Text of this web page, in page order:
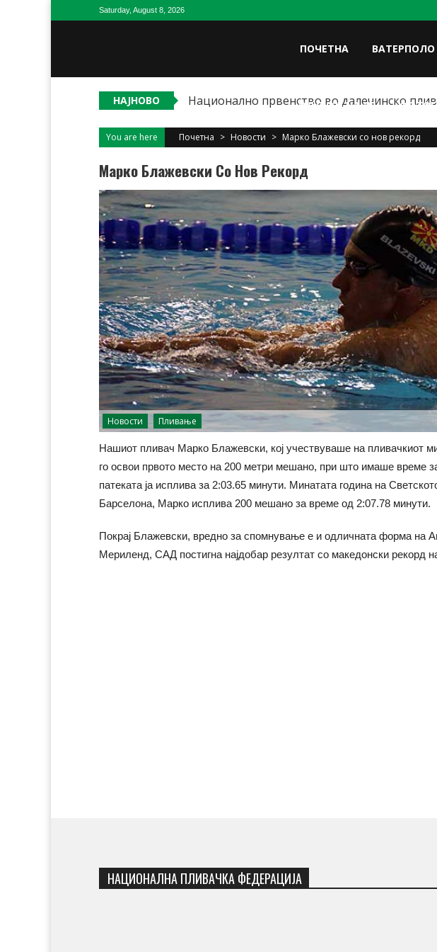
Saturday, August 8, 2026
ПОЧЕТНА ВАТЕРПОЛО
ОДЛУКИ НА УП
НАЈНОВО Национално првенство во далечинско
You are here Почетна > Новости > Марко Блажевски со нов рекорд
Марко Блажевски Со Нов Рекорд
Новости Пливање
Нашиот пливач Марко Блажевски, кој учествуваше на пливачкиот
го освои првото место на 200 метри мешано, при што имаше време
патеката ја исплива за 2:03.65 минути. Минатата година на
Барселона, Марко исплива 200 мешано за време од 2:07.78 минути.
Покрај Блажевски, вредно за спомнување е и одличната форма на
Мериленд, САД постигна најдобар резултат со македонски рекорд
НАЦИОНАЛНА ПЛИВАЧКА ФЕДЕРАЦИЈА